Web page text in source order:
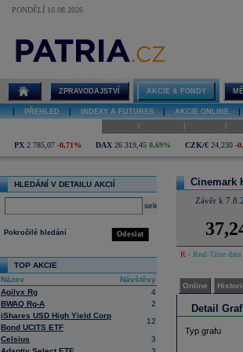
PONDĚLÍ 10.08.2026
Cinemark Hld
ZPRAVODAJSTVÍ AKCIE & FONDY
PŘEHLED INDEXY A FUTURES AKCIE ONLINE
PX 2 785,07 -0,71% DAX 26 319,45 0,69% CZK/€ 24,230 -
HLEDÁNÍ V DETAILU AKCIÍ
select
Odeslat
Pokročilé hledání
TOP AKCIE
Název
Návštěvy
Agilyx Rg
4
BWAQ Rg-A
2
iShares USD High Yield Corp
Bond UCITS ETF
12
Celsius
3
Cinemark
Závěr k
R - Real-Time
Online
Detail Graf
Typ grafu